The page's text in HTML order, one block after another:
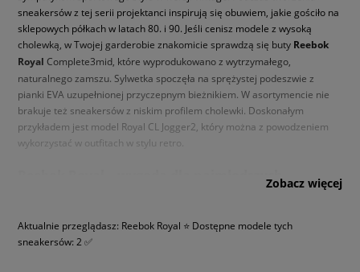
sneakersów z tej serii projektanci inspirują się obuwiem, jakie gościło na
sklepowych półkach w latach 80. i 90. Jeśli cenisz modele z wysoką
cholewką, w Twojej garderobie znakomicie sprawdzą się buty Reebok
Royal Complete3mid, które wyprodukowano z wytrzymałego,
naturalnego zamszu. Sylwetka spoczęła na sprężystej podeszwie z
pianki EVA uzupełnionej przyczepnym bieżnikiem. W asortymencie nie
brakuje też sneakersów z niskim profilem cholewki. Doskonałym
przykładem jest model Royal CL Jogger2, który można z powodzeniem
wykorzystać w outfitach w stylu retro.
Reebok Royal – wygoda dla najmłodszych
dorosłych miłośników streetwearu. W asortymencie znajdziesz również
projekty dedykowane najmłodszym użytkownikom. Buty dla dzieci z serii
Zobacz więcej
Aktualnie przeglądasz: Reebok Royal ⭐ Dostępne modele tych
sneakersów: 2 ✅